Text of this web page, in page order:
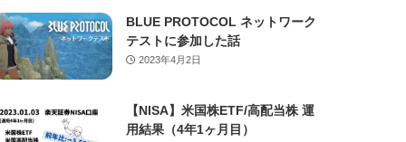
BLUE PROTOCOL ネットワーク
テストに参加した話
2023年4月2日
【NISA】米国株ETF/高配当株 運
用結果（4年1ヶ月目）